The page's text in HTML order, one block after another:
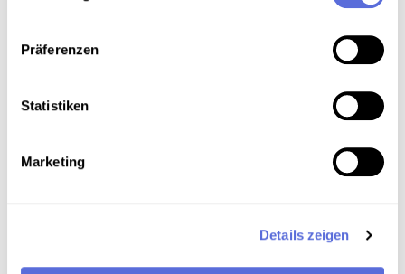
Präferenzen
Statistiken
Marketing
Details zeigen
Schlagworte